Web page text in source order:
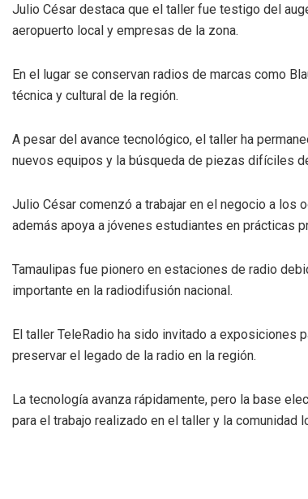
Julio César destaca que el taller fue testigo del
aeropuerto local y empresas de la zona.
En el lugar se conservan radios de marcas como
técnica y cultural de la región.
A pesar del avance tecnológico, el taller ha
nuevos equipos y la búsqueda de piezas difíciles
Julio César comenzó a trabajar en el negocio a los
además apoya a jóvenes estudiantes en prácticas
Tamaulipas fue pionero en estaciones de radio
importante en la radiodifusión nacional.
El taller TeleRadio ha sido invitado a exposiciones
preservar el legado de la radio en la región.
La tecnología avanza rápidamente, pero la base
para el trabajo realizado en el taller y la comunidad